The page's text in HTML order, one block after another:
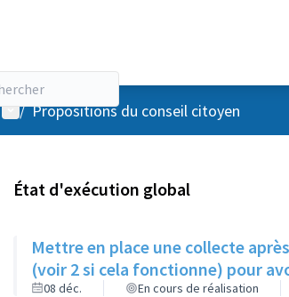
Menu utilisateur
/ Propositions du conseil citoyen
État d'exécution global
Mettre en place une collecte
(voir 2 si cela fonctionne) pour
08 déc. En cours de réalisation